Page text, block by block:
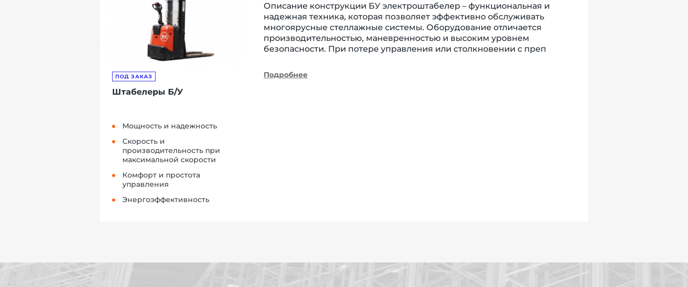
ПОД ЗАКАЗ
Штабелеры Б/У
Мощность и надежность
Скорость и
производительность при
максимальной скорости
Комфорт и простота
управления
Энергоэффективность
Описание конструкции БУ электроштабелер – функциональная и
надежная техника, которая позволяет эффективно обслуживать
многоярусные стеллажные системы. Оборудование отличается
производительностью, маневренностью и высоким уровнем
безопасности. При потере управления или столкновении с преп
Подробнее